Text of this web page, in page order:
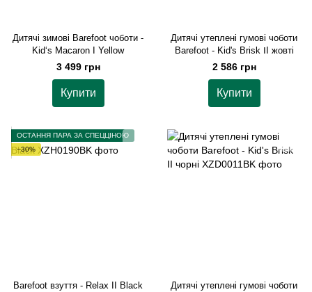
Дитячі зимові Barefoot чоботи -
Kid‘s Macaron I Yellow
3 499 грн
Купити
Дитячі утеплені гумові чоботи
Barefoot - Kid's Brisk ⅠI жовті
2 586 грн
Купити
ОСТАННЯ ПАРА ЗА СПЕЦЦІНОЮ
−30%
Barefoot взуття - Relax II Black
Дитячі утеплені гумові чоботи